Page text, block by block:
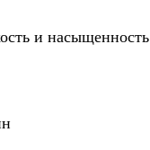
и насыщенность